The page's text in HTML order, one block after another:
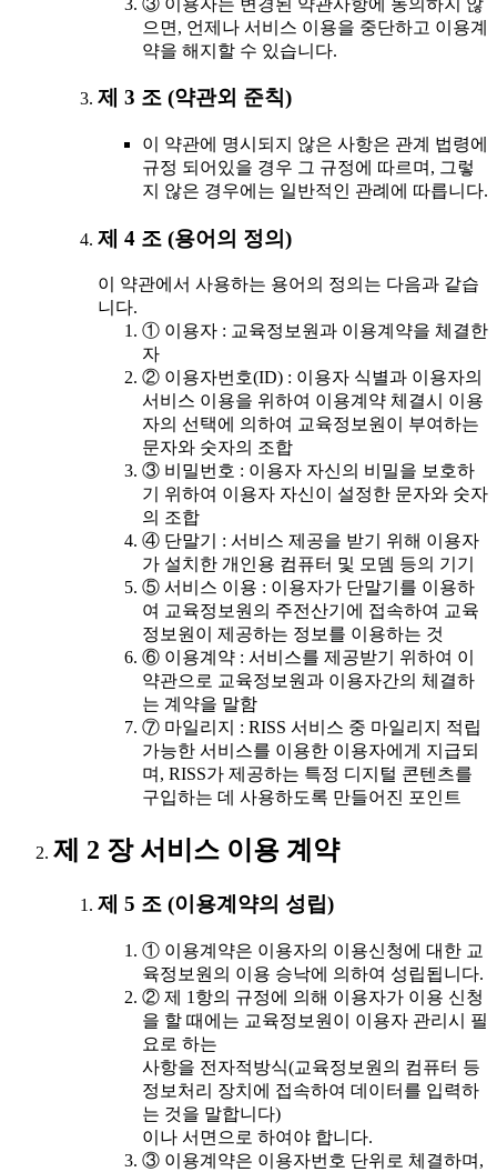
으면, 언제나 서비스 이용을 중단하고 이용계
약을 해지할 수 있습니다.
제 3 조 (약관외 준칙)
이 약관에 명시되지 않은 사항은 관계 법령에
규정 되어있을 경우 그 규정에 따르며, 그렇
지 않은 경우에는 일반적인 관례에 따릅니다.
제 4 조 (용어의 정의)
이 약관에서 사용하는 용어의 정의는 다음과 같습
니다.
① 이용자 : 교육정보원과 이용계약을 체결한
자
② 이용자번호(ID) : 이용자 식별과 이용자의
서비스 이용을 위하여 이용계약 체결시 이용
자의 선택에 의하여 교육정보원이 부여하는
문자와 숫자의 조합
③ 비밀번호 : 이용자 자신의 비밀을 보호하
기 위하여 이용자 자신이 설정한 문자와 숫자
의 조합
④ 단말기 : 서비스 제공을 받기 위해 이용자
가 설치한 개인용 컴퓨터 및 모뎀 등의 기기
⑤ 서비스 이용 : 이용자가 단말기를 이용하
여 교육정보원의 주전산기에 접속하여 교육
정보원이 제공하는 정보를 이용하는 것
⑥ 이용계약 : 서비스를 제공받기 위하여 이
약관으로 교육정보원과 이용자간의 체결하
는 계약을 말함
⑦ 마일리지 : RISS 서비스 중 마일리지 적립
가능한 서비스를 이용한 이용자에게 지급되
며, RISS가 제공하는 특정 디지털 콘텐츠를
구입하는 데 사용하도록 만들어진 포인트
제 2 장 서비스 이용 계약
제 5 조 (이용계약의 성립)
① 이용계약은 이용자의 이용신청에 대한 교
육정보원의 이용 승낙에 의하여 성립됩니다.
② 제 1항의 규정에 의해 이용자가 이용 신청
을 할 때에는 교육정보원이 이용자 관리시 필
요로 하는
사항을 전자적방식(교육정보원의 컴퓨터 등
정보처리 장치에 접속하여 데이터를 입력하
는 것을 말합니다)
이나 서면으로 하여야 합니다.
③ 이용계약은 이용자번호 단위로 체결하며,